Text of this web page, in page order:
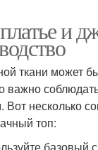
и
ткани может
несколько
топ:
базовый